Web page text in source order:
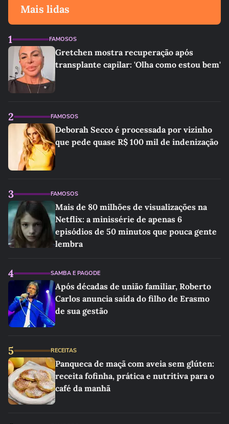
Mais lidas
1 FAMOSOS
Gretchen mostra recuperação após
transplante capilar: 'Olha como estou bem'
2 FAMOSOS
Deborah Secco é processada por vizinho
que pede quase R$ 100 mil de indenização
3 FAMOSOS
Mais de 80 milhões de visualizações na
Netflix: a minissérie de apenas 6
episódios de 50 minutos que pouca gente
lembra
4 SAMBA E PAGODE
Após décadas de união familiar, Roberto
Carlos anuncia saída do filho de Erasmo
de sua gestão
5 RECEITAS
Panqueca de maçã com aveia sem glúten:
receita fofinha, prática e nutritiva para o
café da manhã